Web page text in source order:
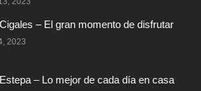
– El gran momento de disfrutar
2023
– Lo mejor de cada día en casa